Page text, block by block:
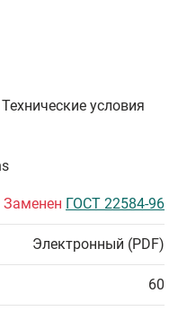
условия
Заменен ГОСТ 22584-96
Электронный (PDF)
60